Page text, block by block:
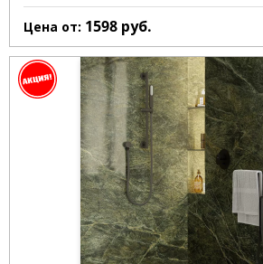
Цена от: 1598 руб.